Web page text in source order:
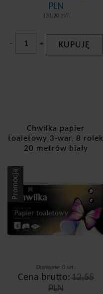
PLN
131,20 zł/l
- + KUPUJĘ
Chwilka papier
toaletowy 3-war. 8 rolek
20 metrów biały
Dostępne: 0 szt.
Cena brutto: 12,55
PLN
Promocja